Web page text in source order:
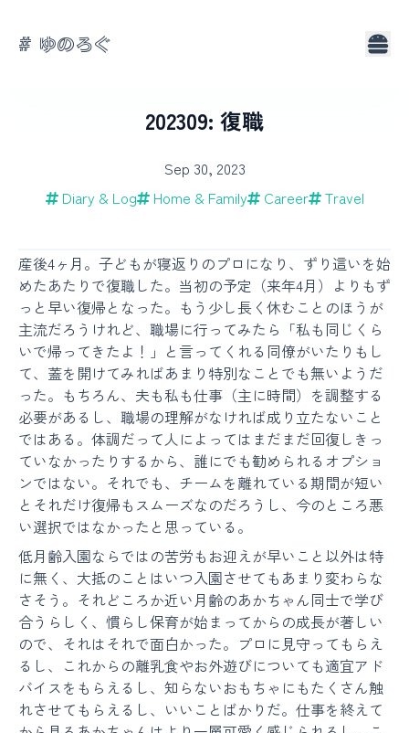
# ゆのろぐ
202309: 復職
Sep 30, 2023
Diary & Log
Home & Family Career Travel
産後4ヶ月。子どもが寝返りのプロになり、ずり這いを始
めたあたりで復職した。当初の予定（来年4月）よりもず
っと早い復帰となった。もう少し長く休むことのほうが
主流だろうけれど、職場に行ってみたら「私も同じくら
いで帰ってきたよ！」と言ってくれる同僚がいたりもし
て、蓋を開けてみればあまり特別なことでも無いようだ
った。もちろん、夫も私も仕事（主に時間）を調整する
必要があるし、職場の理解がなければ成り立たないこと
ではある。体調だって人によってはまだまだ回復しきっ
ていなかったりするから、誰にでも勧められるオプショ
ンではない。それでも、チームを離れている期間が短い
とそれだけ復帰もスムーズなのだろうし、今のところ悪
い選択ではなかったと思っている。
低月齢入園ならではの苦労もお迎えが早いこと以外は特
に無く、大抵のことはいつ入園させてもあまり変わらな
さそう。それどころか近い月齢のあかちゃん同士で学び
合うらしく、慣らし保育が始まってからの成長が著しい
ので、それはそれで面白かった。プロに見守ってもらえ
るし、これからの離乳食やお外遊びについても適宜アド
バイスをもらえるし、知らないおもちゃにもたくさん触
れさせてもらえるし、いいことばかりだ。仕事を終えて